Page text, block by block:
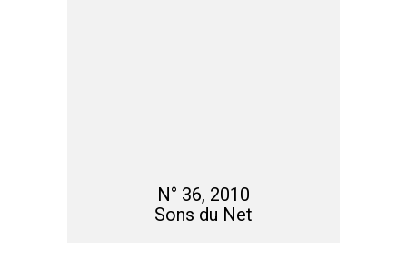
N° 36, 2010
Sons du Net